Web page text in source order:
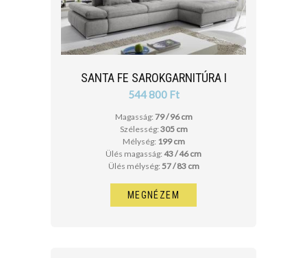
SANTA FE SAROKGARNITÚRA I
544 800 Ft
Magasság: 79 / 96 cm
Szélesség: 305 cm
Mélység: 199 cm
Ülés magasság: 43 / 46 cm
Ülés mélység: 57 / 83 cm
MEGNÉZEM